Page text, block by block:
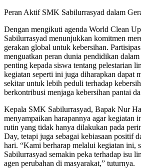
Peran Aktif SMK Sabilurrasyad dalam
Dengan mengikuti agenda World Clean
Sabilurrasyad menunjukkan komitmen
gerakan global untuk kebersihan.
menguatkan peran dunia pendidikan
penting kepada siswa tentang pelestarian
kegiatan seperti ini juga diharapkan dapat
sekitar untuk lebih peduli terhadap
berkontribusi menjaga kebersihan pantai
Kepala SMK Sabilurrasyad, Bapak Nur
menyampaikan harapannya agar kegiatan
rutin yang tidak hanya dilakukan pada
Day, tetapi juga sebagai kebiasaan positif
hari. “Kami berharap melalui kegiatan ini,
Sabilurrasyad semakin peka terhadap isu
agen perubahan di masyarakat,” tuturnya.